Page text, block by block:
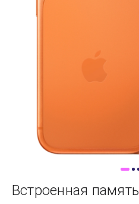
Встроенная память